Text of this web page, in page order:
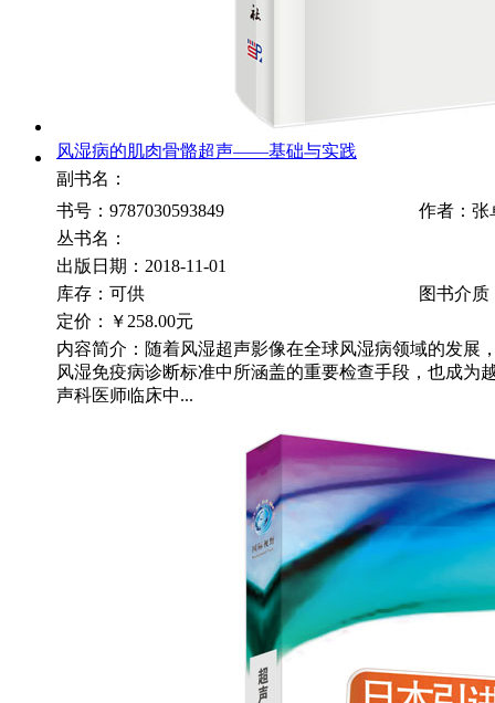
风湿病的肌肉骨骼超声——基础与实践
副书名：
书号：9787030593849
作者：张
丛书名：
出版日期：2018-11-01
库存：可供
图书介质
定价：
￥258.00元
内容简介：随着风湿超声影像在全球风湿病领域的发展
风湿免疫病诊断标准中所涵盖的重要检查手段，也成为
声科医师临床中...